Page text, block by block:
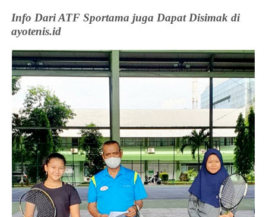
Info Dari ATF Sportama juga Dapat Disimak di
ayotenis.id